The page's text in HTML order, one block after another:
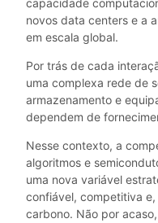
capacidade
novos data centers e a
em escala global.
Por trás de cada
uma complexa rede de
armazenamento e
dependem de
Nesse contexto, a
algoritmos e
uma nova variável
confiável, competitiva
carbono. Não por